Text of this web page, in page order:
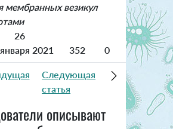
мембранных везикул
26
января 2021
352 0
Следующая
статья
описывают